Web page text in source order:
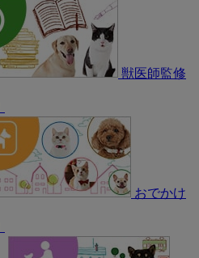
獣医師監修
おでかけ